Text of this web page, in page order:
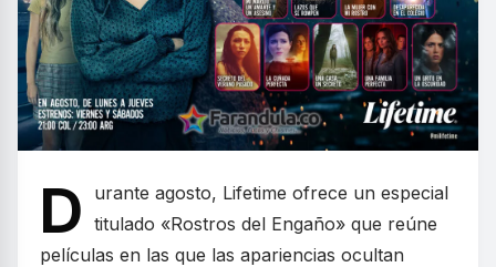
D
urante agosto, Lifetime ofrece un especial
titulado «Rostros del Engaño» que reúne
películas en las que las apariencias ocultan